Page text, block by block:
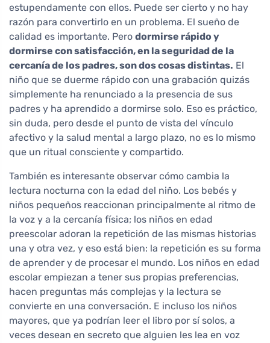
estupendamente con ellos. Puede ser cierto y no hay
razón para convertirlo en un problema. El sueño de
calidad es importante. Pero dormirse rápido y
dormirse con satisfacción, en la seguridad de la
cercanía de los padres, son dos cosas distintas. El
niño que se duerme rápido con una grabación quizás
simplemente ha renunciado a la presencia de sus
padres y ha aprendido a dormirse solo. Eso es práctico,
sin duda, pero desde el punto de vista del vínculo
afectivo y la salud mental a largo plazo, no es lo mismo
que un ritual consciente y compartido.
También es interesante observar cómo cambia la
lectura nocturna con la edad del niño. Los bebés y
niños pequeños reaccionan principalmente al ritmo de
la voz y a la cercanía física; los niños en edad
preescolar adoran la repetición de las mismas historias
una y otra vez, y eso está bien: la repetición es su forma
de aprender y de procesar el mundo. Los niños en edad
escolar empiezan a tener sus propias preferencias,
hacen preguntas más complejas y la lectura se
convierte en una conversación. E incluso los niños
mayores, que ya podrían leer el libro por sí solos, a
veces desean en secreto que alguien les lea en voz